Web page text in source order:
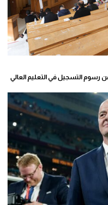
رسوم التسجيل في التعليم العالي